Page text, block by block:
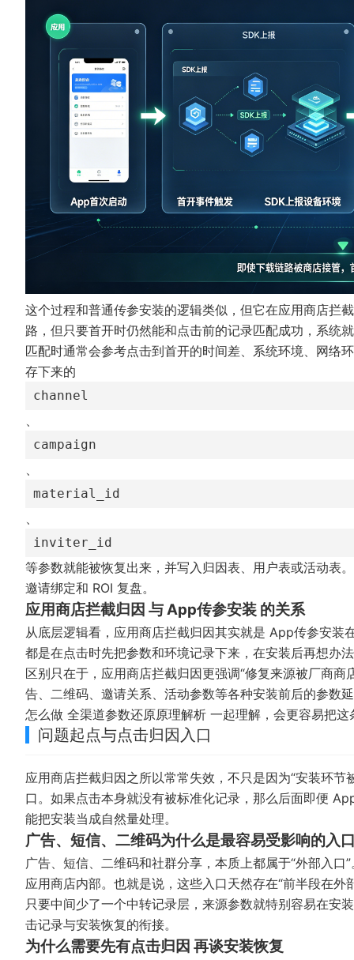
这个过程和普通传参安装的逻辑类似，但它在应用商店拦
路，但只要首开时仍然能和点击前的记录匹配成功，系统
匹配时通常会参考点击到首开的时间差、系统环境、网络
存下来的
channel
、
campaign
、
material_id
、
inviter_id
等参数就能被恢复出来，并写入归因表、用户表或活动表
邀请绑定和 ROI 复盘。
应用商店拦截归因 与 App传参安装 的关系
从底层逻辑看，应用商店拦截归因其实就是 App传参安装
都是在点击时先把参数和环境记录下来，在安装后再想办
区别只在于，应用商店拦截归因更强调“修复来源被厂商
告、二维码、邀请关系、活动参数等各种安装前后的参数
怎么做 全渠道参数还原原理解析 一起理解，会更容易把这
问题起点与点击归因入口
应用商店拦截归因之所以常常失效，不只是因为“安装环
口。如果点击本身就没有被标准化记录，那么后面即便
能把安装当成自然量处理。
广告、短信、二维码为什么是最容易受影响的入
广告、短信、二维码和社群分享，本质上都属于“外部入
应用商店内部。也就是说，这些入口天然存在“前半段在外
只要中间少了一个中转记录层，来源参数就特别容易在安
击记录与安装恢复的衔接。
为什么需要先有点击归因 再谈安装恢复